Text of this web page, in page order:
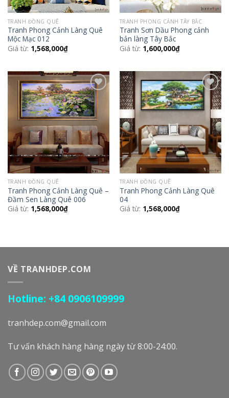
TRANH ĐỒNG QUÊ
Tranh Phong Cảnh Làng Quê
Mộc Mạc 012
Giá từ: 1,568,000₫
TRANH PHONG CẢNH TÂY BẮC
Tranh Sơn Dầu Phong cảnh
bản làng Tây Bắc
Giá từ: 1,600,000₫
Add to
Wishlist
TRANH ĐỒNG QUÊ
Tranh Phong Cảnh Làng Quê –
Đầm Sen Làng Quê 006
Giá từ: 1,568,000₫
Add to
Wishlist
TRANH ĐỒNG QUÊ
Tranh Phong Cảnh Làng Quê
04
Giá từ: 1,568,000₫
VỀ TRANHDEP.COM
Hotline: +84 0906109999
tranhdep.com@gmail.com
Tư vấn khách hàng hàng ngày từ 8:00-24:00.